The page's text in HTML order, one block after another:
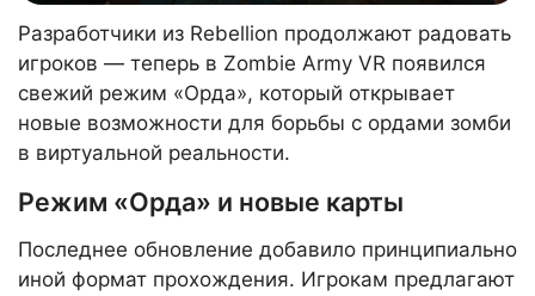
Разработчики из Rebellion продолжают радовать
игроков — теперь в Zombie Army VR появился
свежий режим «Орда», который открывает
новые возможности для борьбы с ордами зомби
в виртуальной реальности.
Режим «Орда» и новые карты
Последнее обновление добавило принципиально
иной формат прохождения. Игрокам предлагают